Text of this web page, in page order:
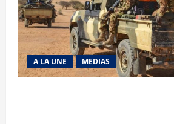
A LA UNE MEDIAS